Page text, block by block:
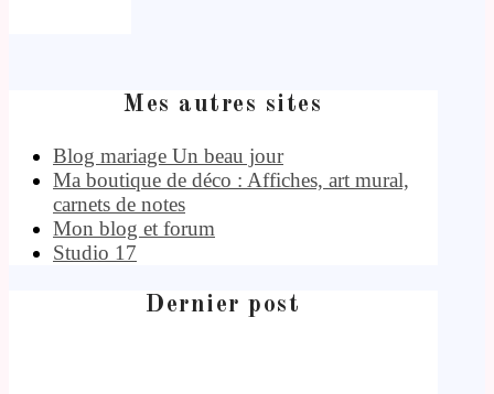
Mes autres sites
Blog mariage Un beau jour
Ma boutique de déco : Affiches, art mural,
carnets de notes
Mon blog et forum
Studio 17
Dernier post